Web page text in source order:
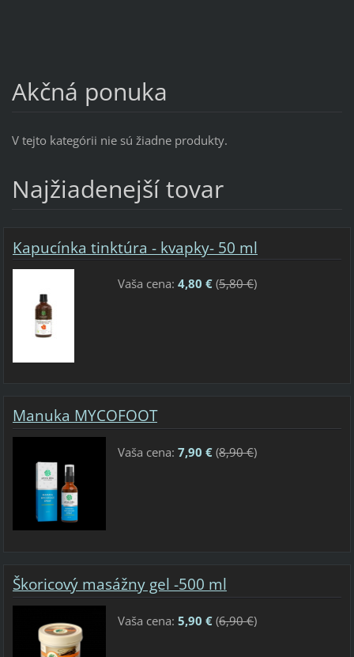
Akčná ponuka
V tejto kategórii nie sú žiadne produkty.
Najžiadenejší tovar
Kapucínka tinktúra - kvapky- 50 ml
Vaša cena: 4,80 €(5,80 €)
Manuka MYCOFOOT
Vaša cena: 7,90 €(8,90 €)
Škoricový masážny gel -500 ml
Vaša cena: 5,90 €(6,90 €)